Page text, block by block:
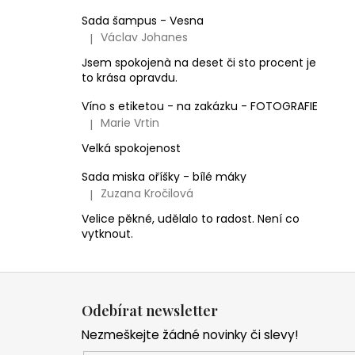
Sada šampus - Vesna
Hodnocení produktu je 5 z 5 hvězdiček.
| Václav Johanes
Jsem spokojenà na deset či sto procent je
to krása opravdu.
Víno s etiketou - na zakázku - FOTOGRAFIE
Hodnocení produktu je 5 z 5 hvězdiček.
| Marie Vrtin
Velká spokojenost
Sada miska oříšky - bílé máky
Hodnocení produktu je 5 z 5 hvězdiček.
| Zuzana Kročilová
Velice pěkné, udělalo to radost. Není co
vytknout.
Odebírat newsletter
Nezmeškejte žádné novinky či slevy!